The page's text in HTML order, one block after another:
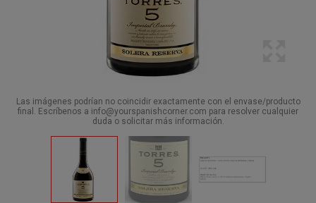
Las imágenes podrían no coincidir exactamente con el envase/producto
final. Escríbenos a info@yourspanishcorner.com para resolver cualquier
duda o solicitar más información.